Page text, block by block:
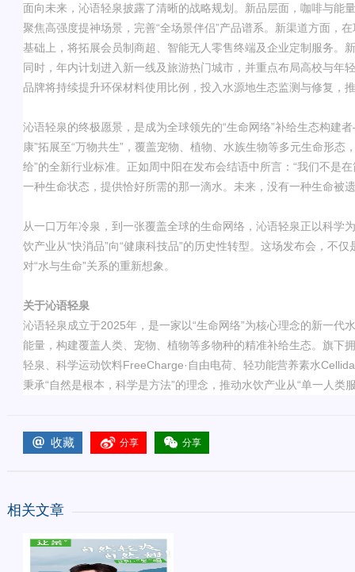
面向未来，沁语轻泉披露了清晰的战略规划。新品层面，咖啡与能
聚焦高强度提神场景，完善“全场景伴侣”产品谱系。新渠道方面，
基础上，将拓展会员制商超、智能无人零售终端及企业定制服务。
同时，年内计划进入新一线及旅游热门城市，并重点布局高校与年
品牌将持续提升环保材料使用比例，投入水源地生态监测与修复，
沁语轻泉的终极愿景，是成为全球领先的“生命网络”补给生态构建者
康”拓展至“万物共生” ，覆盖宠物、植物、水族生物等多元生命形态
给”的全新行业标准。正如周中阳在发布会结语中所言： “我们不是
一种生命状态，提供恰好所需的那一滴水。未来，没有一种生命被
从一口万年冷泉，到一张覆盖全球的生命网络，沁语轻泉正以科学
饮产业从“快消品”向“健康科技品”的历史性转型。这场发布会，不
对“水与生命”关系的重新想象。
关于沁语轻泉
沁语轻泉成立于2025年，是一家以“生命网络”为核心理念的新一代
能量，构建覆盖人类、宠物、植物等多物种的精准补给生态。旗下
轻泉、科学运动饮料FreeCharge· 自由电荷、轻功能营养素水
秉承“自然是根本，科学是方法”的理念，推动水饮产业从“单一人类
收藏 分享 分享
相关文章